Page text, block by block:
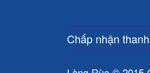
Chấp nhận